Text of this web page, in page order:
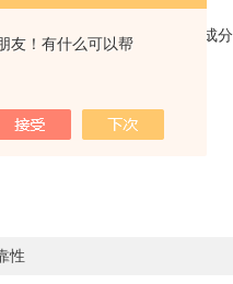
友！有什么可以帮
溶胶的粒径、浓度、化学成
颗粒，用于后续分析。
性